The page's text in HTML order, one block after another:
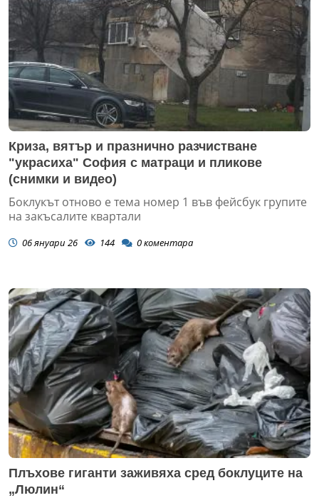
Криза, вятър и празнично разчистване
"украсиха" София с матраци и пликове
(снимки и видео)
Боклукът отново е тема номер 1 във фейсбук групите
на закъсалите квартали
06 януари 26 144 0коментара
Плъхове гиганти заживяха сред боклуците на
„Люлин“